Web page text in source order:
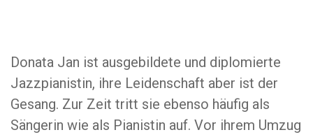
Donata Jan ist ausgebildete und diplomierte
Jazzpianistin, ihre Leidenschaft aber ist der
Gesang. Zur Zeit tritt sie ebenso häufig als
Sängerin wie als Pianistin auf. Vor ihrem Umzug